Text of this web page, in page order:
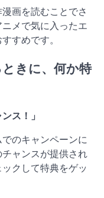
画を読むことでさ
メで気に入ったエ
すめです。
きに、何か特
ス！」
のキャンペーンに
ャンスが提供され
クして特典をゲッ